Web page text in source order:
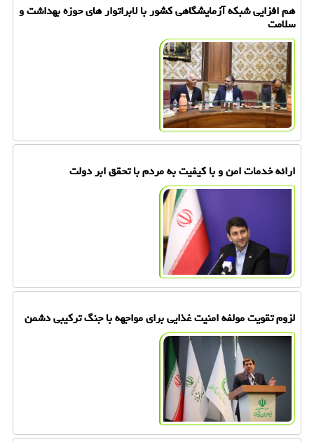
هم افزایی شبکه آزمایشگاهی کشور با لابراتوار های حوزه بهداشت و
سلامت
ارائه خدمات امن و با کیفیت به مردم با تحقق ابر دولت
لزوم تقویت مولفه امنیت غذایی برای مواجهه با جنگ ترکیبی دشمن